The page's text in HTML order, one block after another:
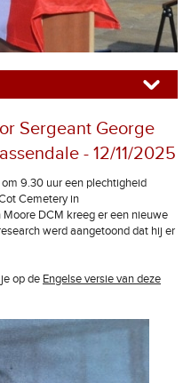
Sergeant George
- 12/11/2025
9.30 uur een plechtigheid
Cemetery in
DCM kreeg er een nieuwe
werd aangetoond dat hij er
op de Engelse versie van deze